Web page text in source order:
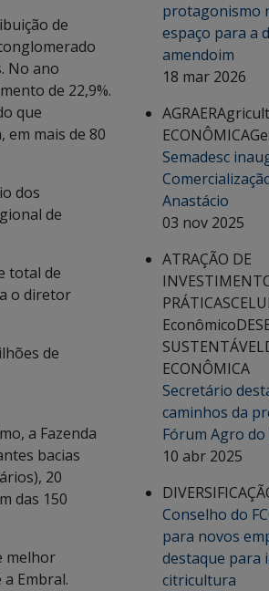
de
No ano
de 22,9%.
que
mais de 80
dos
de
total de
o diretor
de
a Fazenda
bacias
20
das 150
melhor
Embral.
protagonismo
espaço para a
amendoim
18 mar 2026
AGRAER
ECONÔMICA
Semadesc
Anastácio
03 nov 2025
ATRAÇÃO DE
PRÁTICAS
Econômico
SUSTENTÁVEL
ECONÔMICA
Secretário
caminhos da
Fórum Agro
10 abr 2025
Conselho do
para novos
destaque para
citricultura